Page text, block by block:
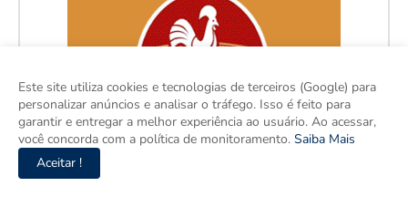
Este site utiliza cookies e tecnologias de terceiros (Google) para
personalizar anúncios e analisar o tráfego. Isso é feito para
garantir e entregar a melhor experiência ao usuário. Ao acessar,
você concorda com a política de monitoramento. Saiba Mais
Aceitar !